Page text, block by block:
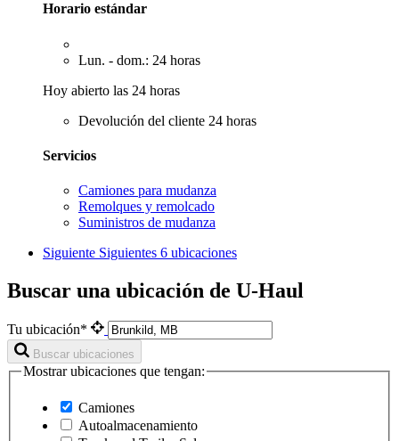
Horario estándar
Lun. - dom.: 24 horas
Hoy abierto las 24 horas
Devolución del cliente 24 horas
Servicios
Camiones para mudanza
Remolques y remolcado
Suministros de mudanza
Siguiente Siguientes 6 ubicaciones
Buscar una ubicación de U-Haul
Tu ubicación*
Buscar ubicaciones
Mostrar ubicaciones que tengan:
Camiones
Autoalmacenamiento